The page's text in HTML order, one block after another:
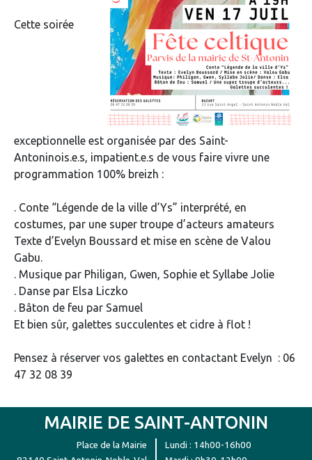
Cette soirée
exceptionnelle est organisée par des Saint-
Antoninois.e.s, impatient.e.s de vous faire vivre une
programmation 100% breizh :
. Conte “Légende de la ville d’Ys” interprété, en
costumes, par une super troupe d’acteurs amateurs
Texte d’Evelyn Boussard et mise en scène de Valou
Gabu.
. Musique par Philigan, Gwen, Sophie et Syllabe Jolie
. Danse par Elsa Liczko
. Bâton de feu par Samuel
Et bien sûr, galettes succulentes et cidre à flot !
Pensez à réserver vos galettes en contactant Evelyn : 06
47 32 08 39
MAIRIE DE SAINT-ANTONIN
Place de la Mairie
Lundi : 14h00-16h00